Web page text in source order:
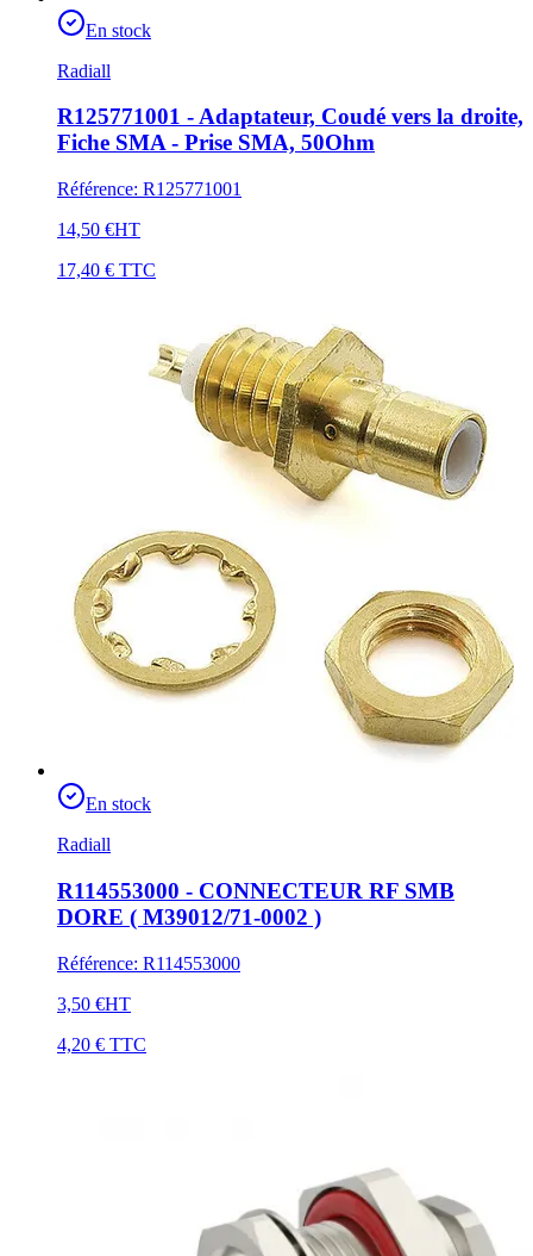
En stock
Radiall
R125771001 - Adaptateur, Coudé vers la droite,
Fiche SMA - Prise SMA, 50Ohm
Référence: R125771001
14,50 €HT
17,40 € TTC
En stock
Radiall
R114553000 - CONNECTEUR RF SMB
DORE ( M39012/71-0002 )
Référence: R114553000
3,50 €HT
4,20 € TTC